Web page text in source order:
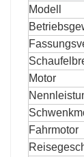
Modell
Motor
Fahrmotor